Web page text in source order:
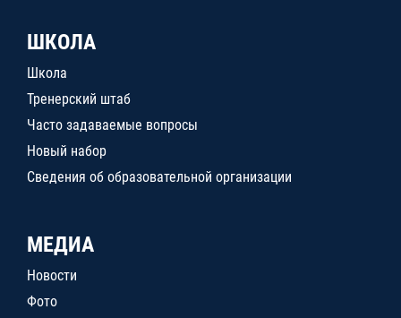
ШКОЛА
Школа
Тренерский штаб
Часто задаваемые вопросы
Новый набор
Сведения об образовательной организации
МЕДИА
Новости
Фото